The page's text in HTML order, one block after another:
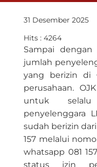
31 Desember 2025
Hits : 4264
​​Sampai
jumlah
yang berizin di
perusahaan.
untuk selalu
penyelenggara
su​dah berizin
157 melalui
whatsapp 081
status izin